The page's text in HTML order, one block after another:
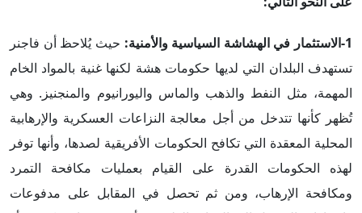
1-الاستثمار في الهشاشة السياسية والأمنية:
حيث يُلاحظ أن فاجنر
تستهدف البلدان التي لديها حكومات هشة لكنها غنية بالمواد الخام
المهمة، مثل النفط والذهب والماس واليورانيوم والمنجنيز. وهي
تُظهر كأنها تتدخل من أجل معالجة النزاعات العسكرية والإرهابية
المحلية المعقدة التي تكافح الحكومات الأفريقية لصدها، وأنها توفر
لهذه الحكومات القدرة على القيام بعمليات مكافحة التمرد
ومكافحة الإرهاب، ومن ثم تحصل في المقابل على مدفوعات